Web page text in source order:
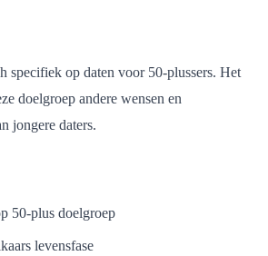
specifiek op daten voor 50-plussers. Het
doelgroep andere wensen en
jongere daters.
50-plus doelgroep
levensfase